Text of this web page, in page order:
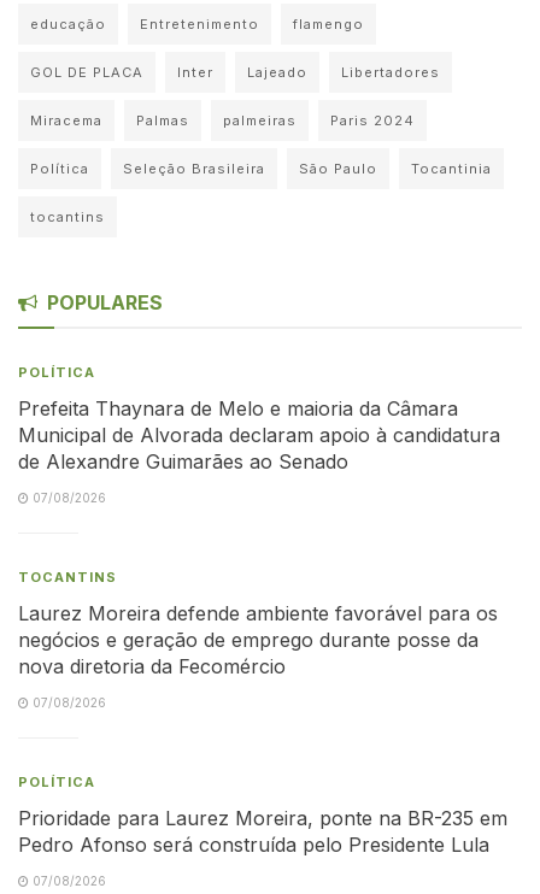
educação Entretenimento flamengo
GOL DE PLACA Inter Lajeado Libertadores
Miracema Palmas palmeiras Paris 2024
Política Seleção Brasileira São Paulo Tocantinia
tocantins
POPULARES
POLÍTICA
Prefeita Thaynara de Melo e maioria da Câmara
Municipal de Alvorada declaram apoio à candidatura
de Alexandre Guimarães ao Senado
07/08/2026
TOCANTINS
Laurez Moreira defende ambiente favorável para os
negócios e geração de emprego durante posse da
nova diretoria da Fecomércio
07/08/2026
POLÍTICA
Prioridade para Laurez Moreira, ponte na BR-235 em
Pedro Afonso será construída pelo Presidente Lula
07/08/2026